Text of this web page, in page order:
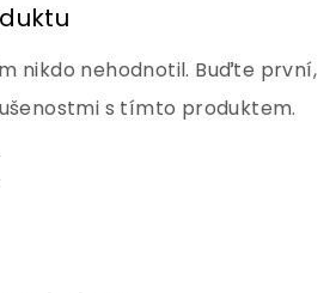
nikdo nehodnotil. Buďte první,
s tímto produktem.